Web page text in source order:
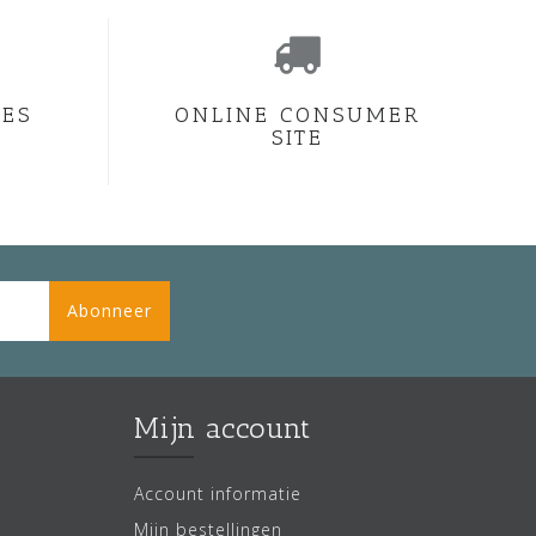
ONLINE CONSUMER
SITE
Abonneer
Mijn account
Account informatie
Mijn bestellingen